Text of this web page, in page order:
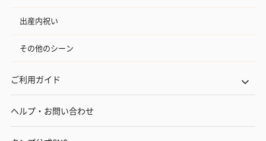
出産内祝い
その他のシーン
ご利用ガイド
ヘルプ・お問い合わせ